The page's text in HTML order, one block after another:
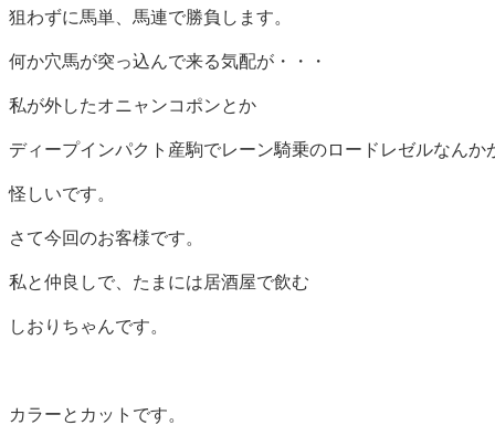
狙わずに馬単、馬連で勝負します。
何か穴馬が突っ込んで来る気配が・・・
私が外したオニャンコポンとか
ディープインパクト産駒でレーン騎乗のロードレゼルなんか
怪しいです。
さて今回のお客様です。
私と仲良しで、たまには居酒屋で飲む
しおりちゃんです。
カラーとカットです。